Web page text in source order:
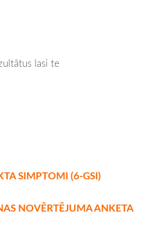
lasi te
SIMPTOMI (6-GSI)
NOVĒRTĒJUMA ANKETA